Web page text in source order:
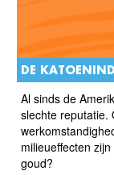
DE
Al sinds de
slechte reputatie.
milieueffecten
goud?